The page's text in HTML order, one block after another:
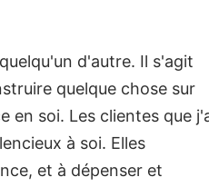
d'autre. Il s'agit
quelque chose sur
en soi. Les clientes que
à soi. Elles
et à dépenser et